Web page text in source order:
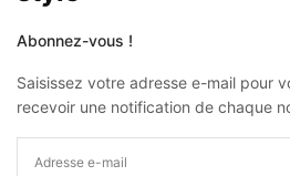
Abonnez-vous !
Saisissez votre adresse e-mail pour
recevoir une notification de chaque